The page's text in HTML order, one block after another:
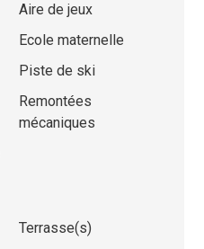
Aire de jeux
Ecole maternelle
Piste de ski
Remontées
mécaniques
Terrasse(s)